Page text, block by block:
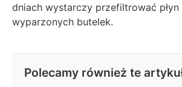
dniach wystarczy przefiltrować
wyparzonych butelek.
Polecamy również te